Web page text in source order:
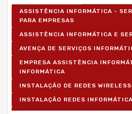
ASSISTÊNCIA INFORMÁTICA -
PARA EMPRESAS
ASSISTÊNCIA INFORMÁTICA E
AVENÇA DE SERVIÇOS
EMPRESA ASSISTÊNCIA
INFORMÁTICA
INSTALAÇÃO DE REDES
INSTALAÇÃO REDES